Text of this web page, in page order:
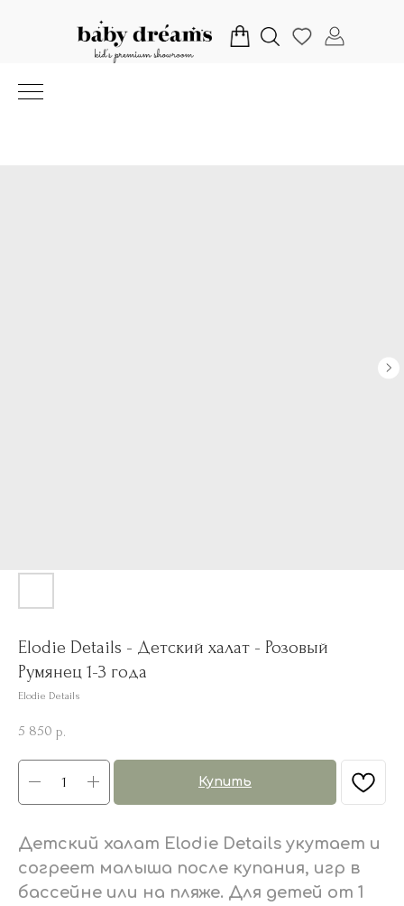
Elodie Details - Детский халат - Розовый
Румянец 1-3 года
Elodie Details
5 850 р.
Купить
Детский халат Elodie Details укутает и
согреет малыша после купания, игр в
бассейне или на пляже. Для детей от 1